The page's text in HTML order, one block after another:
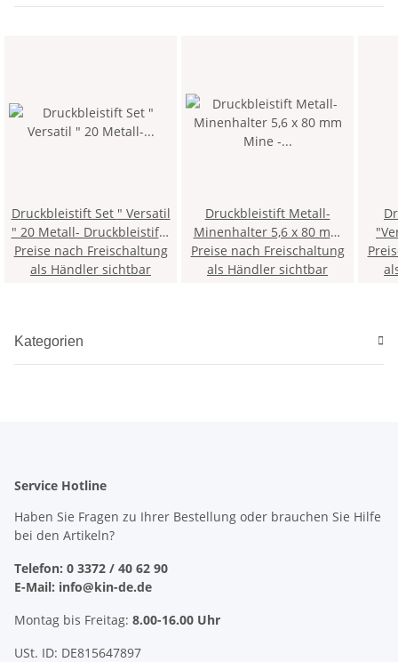
Druckbleistift Set " Versatil
" 20 Metall- Druckbleistifte
mit Minenspitzer +
Anspitzer und
Preise nach Freischaltung
als Händler sichtbar
Druckbleistift Metall-
Minenhalter 5,6 x 80 mm
Mine - Schwarz - mit
Minenspitzer und Clip , im
Preise nach Freischaltung
als Händler sichtbar
Kategorien
Service Hotline
Haben Sie Fragen zu Ihrer Bestellung oder brauchen Sie Hilfe
bei den Artikeln?
Telefon: 0 3372 / 40 62 90
E-Mail: info@kin-de.de
Montag bis Freitag: 8.00-16.00 Uhr
USt. ID: DE815647897